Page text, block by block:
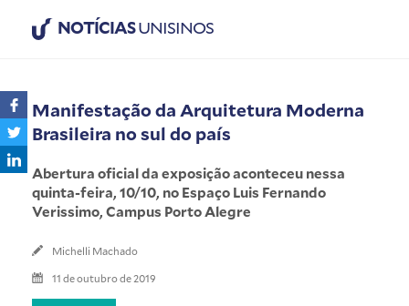
NOTÍCIASUNISINOS
Manifestação da Arquitetura Moderna
Brasileira no sul do país
Abertura oficial da exposição aconteceu nessa
quinta-feira, 10/10, no Espaço Luis Fernando
Verissimo, Campus Porto Alegre
Michelli Machado
11 de outubro de 2019